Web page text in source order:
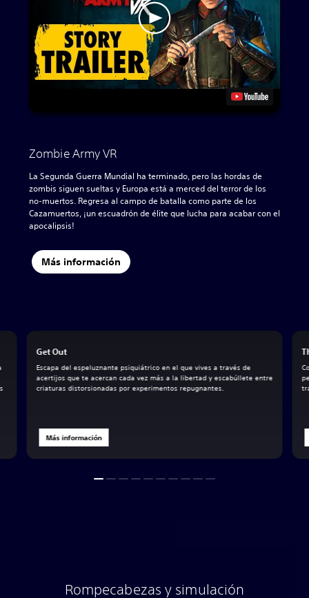
Zombie Army VR
La Segunda Guerra Mundial ha terminado, pero las hordas de
zombis siguen sueltas y Europa está a merced del terror de los
no-muertos. Regresa al campo de batalla como parte de los
Cazamuertos, ¡un escuadrón de élite que lucha para acabar con el
apocalipsis!
Más información
Get Out
Escapa del espeluznante psiquiátrico en el que vives a través de
acertijos que te acercan cada vez más a la libertad y escabúllete entre
criaturas distorsionadas por experimentos repugnantes.
Más información
Rompecabezas y simulación